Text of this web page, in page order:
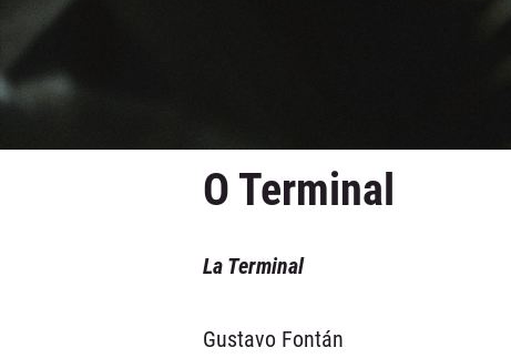
O Terminal
La Terminal
Gustavo Fontán